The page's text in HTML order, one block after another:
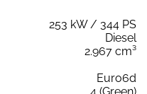
253 kW / 344 PS
Diesel
2.967 cm³
Euro6d